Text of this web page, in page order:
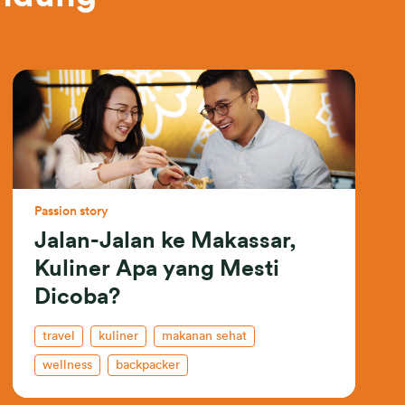
Passion story
Jalan-Jalan ke Makassar,
Kuliner Apa yang Mesti
Dicoba?
travel kuliner makanan sehat
wellness backpacker